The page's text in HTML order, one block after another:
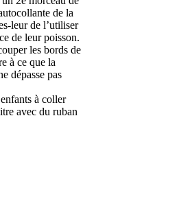
de la
leur de l’utiliser
de leur poisson.
les bords de
à ce que la
dépasse pas
à coller
avec du ruban